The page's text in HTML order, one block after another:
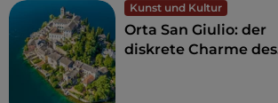
Kunst und Kultur
Orta San Giulio: der
diskrete Charme des